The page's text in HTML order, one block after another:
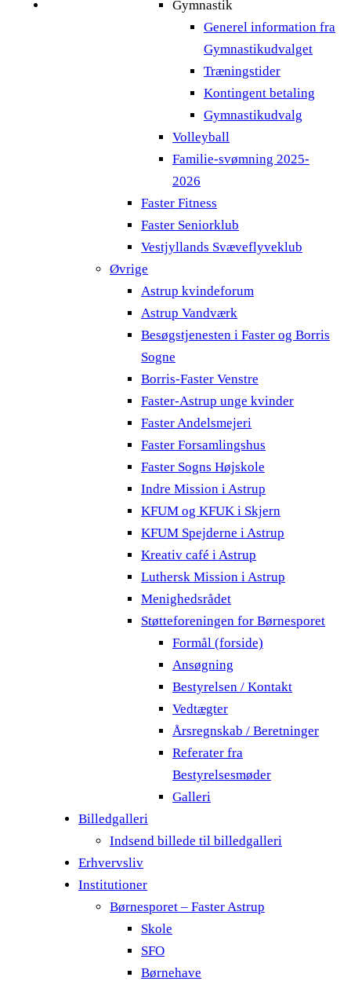
Gymnastik
Generel information fra
Gymnastikudvalget
Træningstider
Kontingent betaling
Gymnastikudvalg
Volleyball
Familie-svømning 2025-
2026
Faster Fitness
Faster Seniorklub
Vestjyllands Svæveflyveklub
Øvrige
Astrup kvindeforum
Astrup Vandværk
Besøgstjenesten i Faster og Borris
Sogne
Borris-Faster Venstre
Faster-Astrup unge kvinder
Faster Andelsmejeri
Faster Forsamlingshus
Faster Sogns Højskole
Indre Mission i Astrup
KFUM og KFUK i Skjern
KFUM Spejderne i Astrup
Kreativ café i Astrup
Luthersk Mission i Astrup
Menighedsrådet
Støtteforeningen for Børnesporet
Formål (forside)
Ansøgning
Bestyrelsen / Kontakt
Vedtægter
Årsregnskab / Beretninger
Referater fra
Bestyrelsesmøder
Galleri
Billedgalleri
Indsend billede til billedgalleri
Erhvervsliv
Institutioner
Børnesporet – Faster Astrup
Skole
SFO
Børnehave